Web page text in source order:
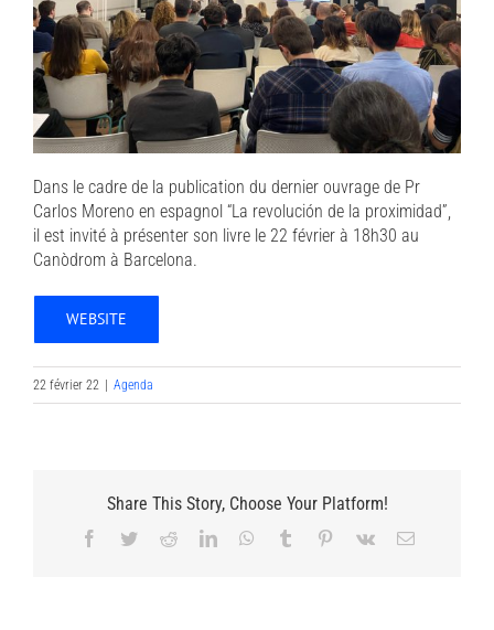
Dans le cadre de la publication du dernier ouvrage de Pr
Carlos Moreno en espagnol “La revolución de la proximidad”,
il est invité à présenter son livre le 22 février à 18h30 au
Canòdrom à Barcelona.
WEBSITE
22 février 22 Agenda
Share This Story, Choose Your Platform!
Facebook
TwitterRedditLinkedInWhatsApp
Tumblr Pinterest
Vk Email